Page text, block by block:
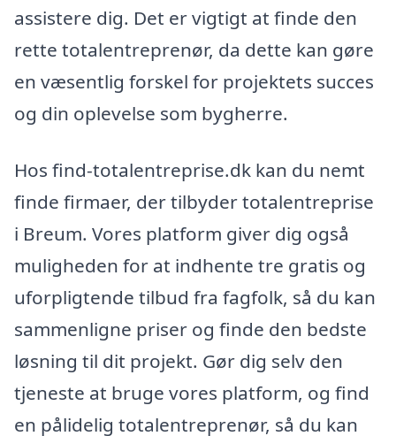
assistere dig. Det er vigtigt at finde den
rette totalentreprenør, da dette kan gøre
en væsentlig forskel for projektets succes
og din oplevelse som bygherre.
Hos find-totalentreprise.dk kan du nemt
finde firmaer, der tilbyder totalentreprise
i Breum. Vores platform giver dig også
muligheden for at indhente tre gratis og
uforpligtende tilbud fra fagfolk, så du kan
sammenligne priser og finde den bedste
løsning til dit projekt. Gør dig selv den
tjeneste at bruge vores platform, og find
en pålidelig totalentreprenør, så du kan